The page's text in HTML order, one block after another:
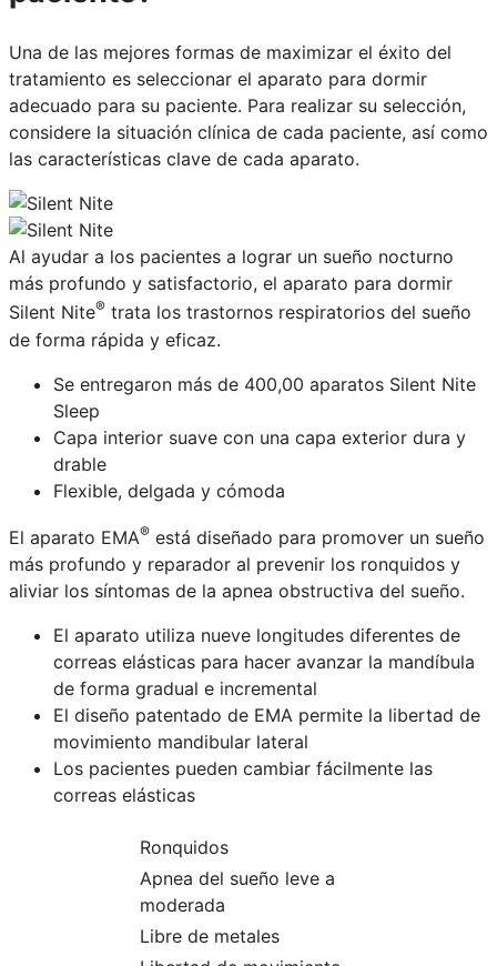
Una de las mejores formas de maximizar el éxito del
tratamiento es seleccionar el aparato para dormir
adecuado para su paciente. Para realizar su selección,
considere la situación clínica de cada paciente, así como
las características clave de cada aparato.
Al ayudar a los pacientes a lograr un sueño nocturno
más profundo y satisfactorio, el aparato para dormir
Silent Nite® trata los trastornos respiratorios del sueño
de forma rápida y eficaz.
Se entregaron más de 400,00 aparatos Silent Nite
Sleep
Capa interior suave con una capa exterior dura y
drable
Flexible, delgada y cómoda
El aparato EMA® está diseñado para promover un sueño
más profundo y reparador al prevenir los ronquidos y
aliviar los síntomas de la apnea obstructiva del sueño.
El aparato utiliza nueve longitudes diferentes de
correas elásticas para hacer avanzar la mandíbula
de forma gradual e incremental
El diseño patentado de EMA permite la libertad de
movimiento mandibular lateral
Los pacientes pueden cambiar fácilmente las
correas elásticas
Ronquidos
Apnea del sueño leve a
moderada
Libre de metales